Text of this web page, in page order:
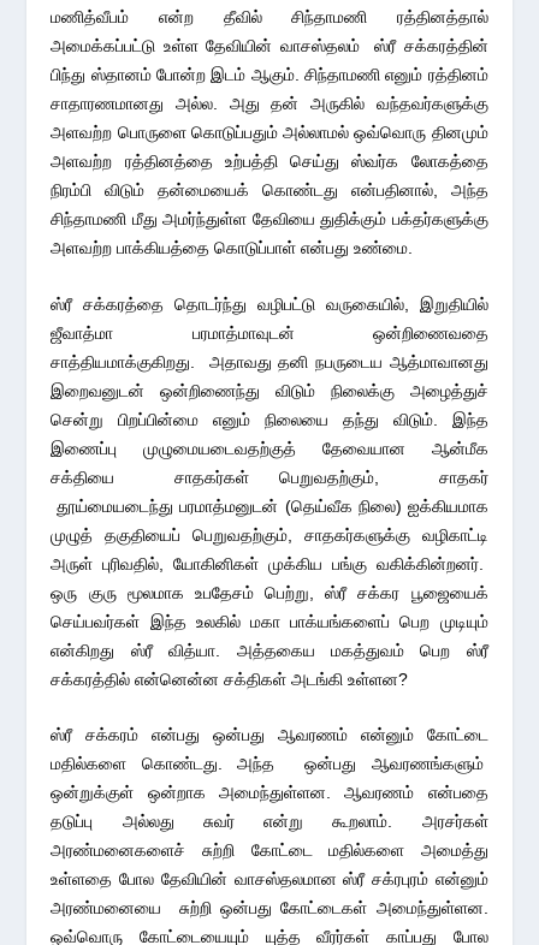
மணித்வீபம் என்ற தீவில் சிந்தாமணி ரத்தினத்தால்
அமைக்கப்பட்டு உள்ள தேவியின் வாசஸ்தலம் ஸ்ரீ சக்கரத்தின்
பிந்து ஸ்தானம் போன்ற இடம் ஆகும். சிந்தாமணி எனும் ரத்தினம்
சாதாரணமானது அல்ல. அது தன் அருகில் வந்தவர்களுக்கு
அளவற்ற பொருளை கொடுப்பதும் அல்லாமல் ஒவ்வொரு தினமும்
அளவற்ற ரத்தினத்தை உற்பத்தி செய்து ஸ்வர்க லோகத்தை
நிரம்பி விடும் தன்மையைக் கொண்டது என்பதினால், அந்த
சிந்தாமணி மீது அமர்ந்துள்ள தேவியை துதிக்கும் பக்தர்களுக்கு
அளவற்ற பாக்கியத்தை கொடுப்பாள் என்பது உண்மை.
ஸ்ரீ சக்கரத்தை தொடர்ந்து வழிபட்டு வருகையில், இறுதியில்
ஜீவாத்மா பரமாத்மாவுடன் ஒன்றிணைவதை
சாத்தியமாக்குகிறது. அதாவது தனி நபருடைய ஆத்மாவானது
இறைவனுடன் ஒன்றிணைந்து விடும் நிலைக்கு அழைத்துச்
சென்று பிறப்பின்மை எனும் நிலையை தந்து விடும். இந்த
இணைப்பு முழுமையடைவதற்குத் தேவையான ஆன்மீக
சக்தியை சாதகர்கள் பெறுவதற்கும், சாதகர்
தூய்மையடைந்து பரமாத்மனுடன் (தெய்வீக நிலை) ஐக்கியமாக
முழுத் தகுதியைப் பெறுவதற்கும், சாதகர்களுக்கு வழிகாட்டி
அருள் புரிவதில், யோகினிகள் முக்கிய பங்கு வகிக்கின்றனர்.
ஒரு குரு மூலமாக உபதேசம் பெற்று, ஸ்ரீ சக்கர பூஜையைக்
செய்பவர்கள் இந்த உலகில் மகா பாக்யங்களைப் பெற முடியும்
என்கிறது ஸ்ரீ வித்யா. அத்தகைய மகத்துவம் பெற ஸ்ரீ
சக்கரத்தில் என்னென்ன சக்திகள் அடங்கி உள்ளன?
ஸ்ரீ சக்கரம் என்பது ஒன்பது ஆவரணம் என்னும் கோட்டை
மதில்களை கொண்டது. அந்த ஒன்பது ஆவரணங்களும்
ஒன்றுக்குள் ஒன்றாக அமைந்துள்ளன. ஆவரணம் என்பதை
தடுப்பு அல்லது சுவர் என்று கூறலாம். அரசர்கள்
அரண்மனைகளைச் சுற்றி கோட்டை மதில்களை அமைத்து
உள்ளதை போல தேவியின் வாசஸ்தலமான ஸ்ரீ சக்ரபுரம் என்னும்
அரண்மனையை சுற்றி ஒன்பது கோட்டைகள் அமைந்துள்ளன.
ஒவ்வொரு கோட்டையையும் யுத்த வீரர்கள் காப்பது போல